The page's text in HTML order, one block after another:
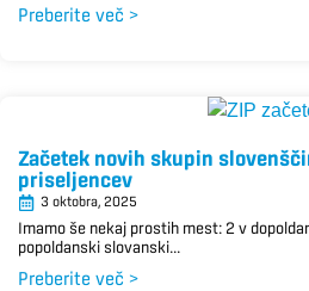
Preberite več >
Začetek novih skupin
priseljencev
3 oktobra, 2025
Imamo še nekaj prostih mest: 2 v
popoldanski slovanski...
Preberite več >